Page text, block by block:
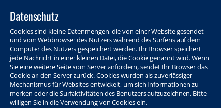
Datenschutz
Cookies sind kleine Datenmengen, die von einer Website gesendet
und vom Webbrowser des Nutzers während des Surfens auf dem
Computer des Nutzers gespeichert werden. Ihr Browser speichert
jede Nachricht in einer kleinen Datei, die Cookie genannt wird. Wenn
Sie eine weitere Seite vom Server anfordern, sendet Ihr Browser das
Cookie an den Server zurück. Cookies wurden als zuverlässiger
Mechanismus für Websites entwickelt, um sich Informationen zu
merken oder die Surfaktivitäten des Benutzers aufzuzeichnen. Bitte
willigen Sie in die Verwendung von Cookies ein.
Programm Info & Service Aktuelles Warenkorb Login
Ansprechpersonen Kontakt Sitemap